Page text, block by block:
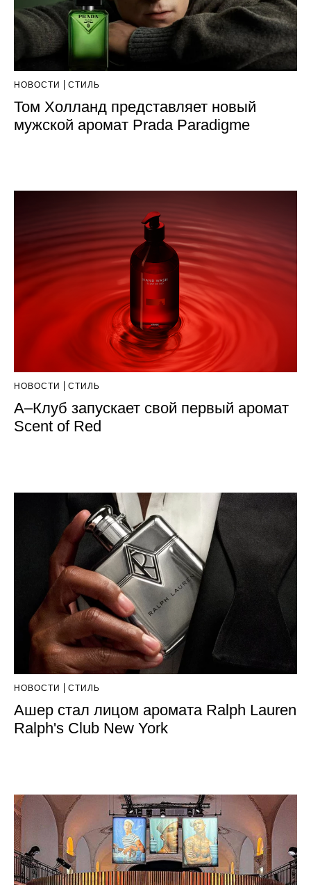
НОВОСТИ СТИЛЬ
Том Холланд представляет новый
мужской аромат Prada Paradigme
НОВОСТИ СТИЛЬ
А–Клуб запускает свой первый аромат
Scent of Red
НОВОСТИ СТИЛЬ
Ашер стал лицом аромата Ralph Lauren
Ralph's Club New York